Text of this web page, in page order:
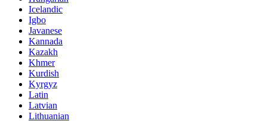
Icelandic
Igbo
Javanese
Kannada
Kazakh
Khmer
Kurdish
Kyrgyz
Latin
Latvian
Lithuanian